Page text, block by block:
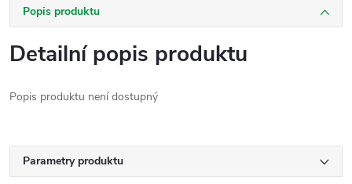
Popis produktu
Detailní popis produktu
Popis produktu není dostupný
Parametry produktu